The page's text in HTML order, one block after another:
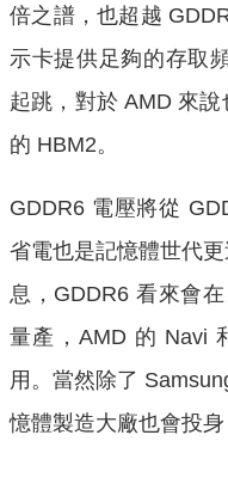
倍之譜，也超越
示卡提供足夠的存取
起跳，對於 AMD 來
的 HBM2。
GDDR6 電壓將從
省電也是記憶體世代
息，GDDR6 看來會
量產，AMD 的 Navi
用。當然除了
憶體製造大廠也會投身